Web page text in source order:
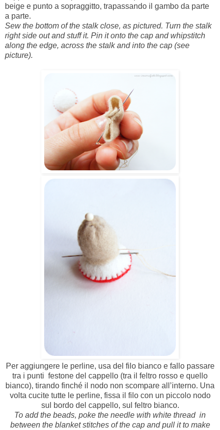
beige e punto a sopraggitto, trapassando il gambo da parte
a parte.
Sew the bottom of the stalk close, as pictured. Turn the stalk
right side out and stuff it. Pin it onto the cap and whipstitch
along the edge, across the stalk and into the cap (see
picture).
Per aggiungere le perline, usa del filo bianco e fallo passare
tra i punti festone del cappello (tra il feltro rosso e quello
bianco), tirando finché il nodo non scompare all’interno. Una
volta cucite tutte le perline, fissa il filo con un piccolo nodo
sul bordo del cappello, sul feltro bianco.
To add the beads, poke the needle with white thread in
between the blanket stitches of the cap and pull it to make